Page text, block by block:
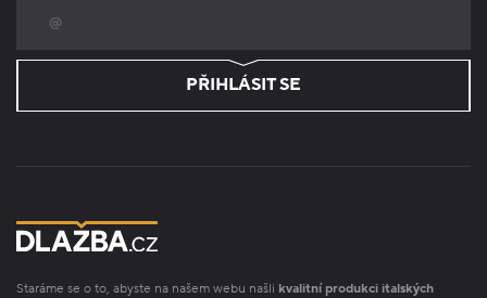
PŘIHLÁSIT SE
Staráme se o to, abyste na našem webu našli kvalitní produkci italských